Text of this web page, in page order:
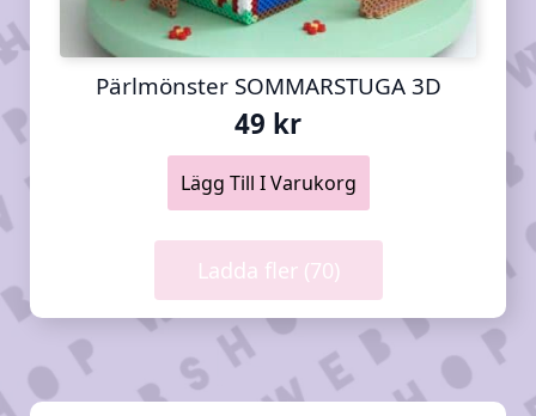
Pärlmönster SOMMARSTUGA 3D
49 kr
Lägg Till I Varukorg
Ladda fler (70)